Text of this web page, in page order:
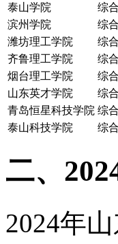
泰山学院
综合
滨州学院
综合
潍坊理工学院
综合
齐鲁理工学院
综合
烟台理工学院
综合
山东英才学院
综合
青岛恒星科技学院 综合
泰山科技学院
综合
二、
2024年